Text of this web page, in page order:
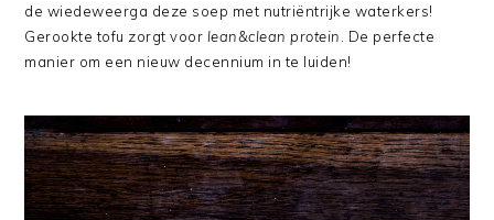
de wiedeweerga deze soep met nutriëntrijke waterkers!
Gerookte tofu zorgt voor lean&clean protein
. De perfecte
manier om een nieuw decennium in te luiden!